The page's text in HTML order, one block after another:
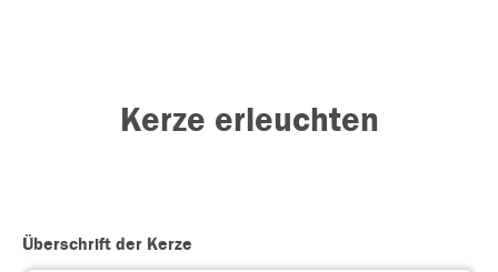
Kerze erleuchten
Überschrift der Kerze